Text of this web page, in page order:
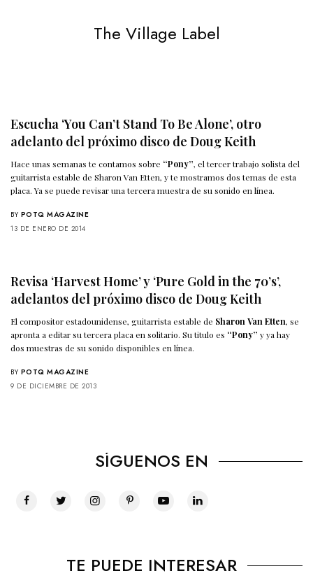
The Village Label
Escucha ‘You Can’t Stand To Be Alone’, otro
adelanto del próximo disco de Doug Keith
Hace unas semanas te contamos sobre “Pony”, el tercer trabajo solista del
guitarrista estable de Sharon Van Etten, y te mostramos dos temas de esta
placa. Ya se puede revisar una tercera muestra de su sonido en línea.
BY POTQ MAGAZINE
13 DE ENERO DE 2014
Revisa ‘Harvest Home’ y ‘Pure Gold in the 70’s’,
adelantos del próximo disco de Doug Keith
El compositor estadounidense, guitarrista estable de Sharon Van Etten, se
apronta a editar su tercera placa en solitario. Su titulo es “Pony” y ya hay
dos muestras de su sonido disponibles en línea.
BY POTQ MAGAZINE
9 DE DICIEMBRE DE 2013
SÍGUENOS EN
TE PUEDE INTERESAR